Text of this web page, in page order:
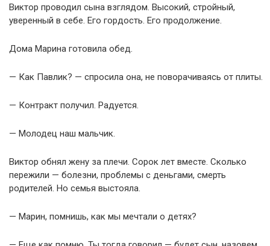
Виктор проводил сына взглядом. Высокий, стройный,
уверенный в себе. Его гордость. Его продолжение.
Дома Марина готовила обед.
— Как Павлик? — спросила она, не поворачиваясь от плиты.
— Контракт получил. Радуется.
— Молодец наш мальчик.
Виктор обнял жену за плечи. Сорок лет вместе. Сколько
пережили — болезни, проблемы с деньгами, смерть
родителей. Но семья выстояла.
— Марин, помнишь, как мы мечтали о детях?